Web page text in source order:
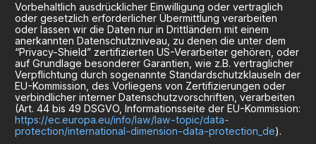
Vorbehaltlich ausdrücklicher Einwilligung oder vertraglich
oder gesetzlich erforderlicher Übermittlung verarbeiten
oder lassen wir die Daten nur in Drittländern mit einem
anerkannten Datenschutzniveau, zu denen die unter dem
“Privacy-Shield” zertifizierten US-Verarbeiter gehören, oder
auf Grundlage besonderer Garantien, wie z.B. vertraglicher
Verpflichtung durch sogenannte Standardschutzklauseln der
EU-Kommission, des Vorliegens von Zertifizierungen oder
verbindlicher interner Datenschutzvorschriften, verarbeiten
(Art. 44 bis 49 DSGVO, Informationsseite der EU-Kommission:
https://ec.europa.eu/info/law/law-topic/data-
protection/international-dimension-data-protection_de).